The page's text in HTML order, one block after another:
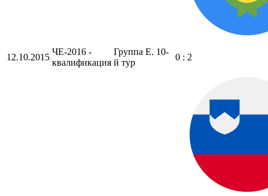
12.10.2015
ЧЕ-2016 -
квалификация
Группа E. 10-
й тур
0 : 2